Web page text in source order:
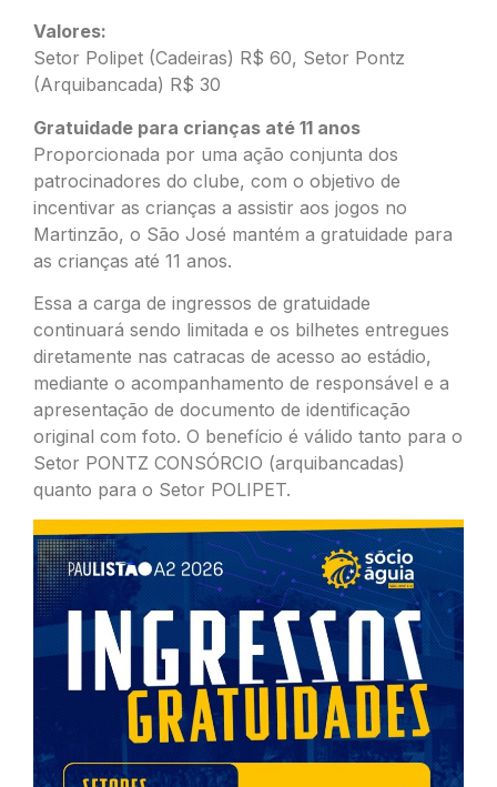
Valores:
Setor Polipet (Cadeiras) R$ 60, Setor Pontz
(Arquibancada) R$ 30
Gratuidade para crianças até 11 anos
Proporcionada por uma ação conjunta dos
patrocinadores do clube, com o objetivo de
incentivar as crianças a assistir aos jogos no
Martinzão, o São José mantém a gratuidade para
as crianças até 11 anos.
Essa a carga de ingressos de gratuidade
continuará sendo limitada e os bilhetes entregues
diretamente nas catracas de acesso ao estádio,
mediante o acompanhamento de responsável e a
apresentação de documento de identificação
original com foto. O benefício é válido tanto para o
Setor PONTZ CONSÓRCIO (arquibancadas)
quanto para o Setor POLIPET.